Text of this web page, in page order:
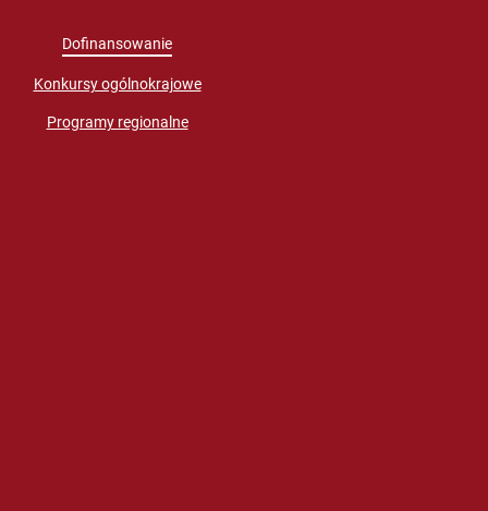
Dofinansowanie
Konkursy ogólnokrajowe
Programy regionalne